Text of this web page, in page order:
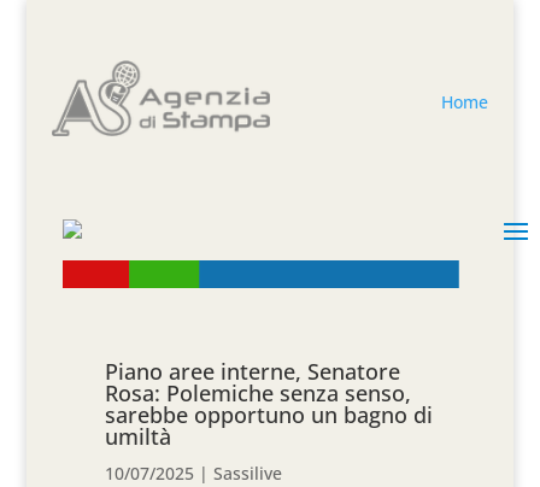
Home
Piano aree interne, Senatore
Rosa: Polemiche senza senso,
sarebbe opportuno un bagno di
umiltà
10/07/2025 |Sassilive